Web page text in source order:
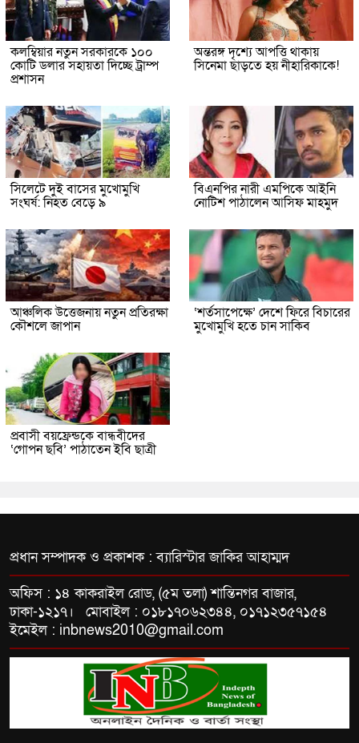
কলম্বিয়ার নতুন সরকারকে ১০০
কোটি ডলার সহায়তা দিচ্ছে ট্রাম্প
প্রশাসন
অন্তরঙ্গ দৃশ্যে আপত্তি থাকায়
সিনেমা ছাড়তে হয় নীহারিকাকে!
সিলেটে দুই বাসের মুখোমুখি
সংঘর্ষ: নিহত বেড়ে ৯
বিএনপির নারী এমপিকে আইনি
নোটিশ পাঠালেন আসিফ মাহমুদ
আঞ্চলিক উত্তেজনায় নতুন প্রতিরক্ষা
কৌশলে জাপান
‘শর্তসাপেক্ষে’ দেশে ফিরে বিচারের
মুখোমুখি হতে চান সাকিব
প্রবাসী বয়ফ্রেন্ডকে বান্ধবীদের
‘গোপন ছবি’ পাঠাতেন ইবি ছাত্রী
প্রধান সম্পাদক ও প্রকাশক : ব্যারিস্টার জাকির আহাম্মদ
অফিস : ১৪ কাকরাইল রোড, (৫ম তলা) শান্তিনগর বাজার,
ঢাকা-১২১৭। মোবাইল : ০১৮১৭০৬২৩৪৪, ০১৭১২৩৫৭১৫৪
ইমেইল : inbnews2010@gmail.com